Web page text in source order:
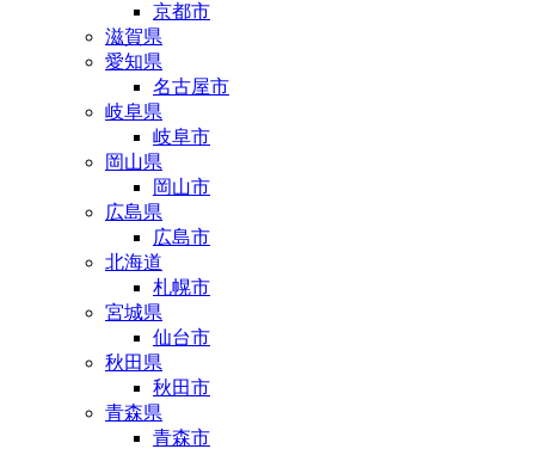
京都市
滋賀県
愛知県
名古屋市
岐阜県
岐阜市
岡山県
岡山市
広島県
広島市
北海道
札幌市
宮城県
仙台市
秋田県
秋田市
青森県
青森市